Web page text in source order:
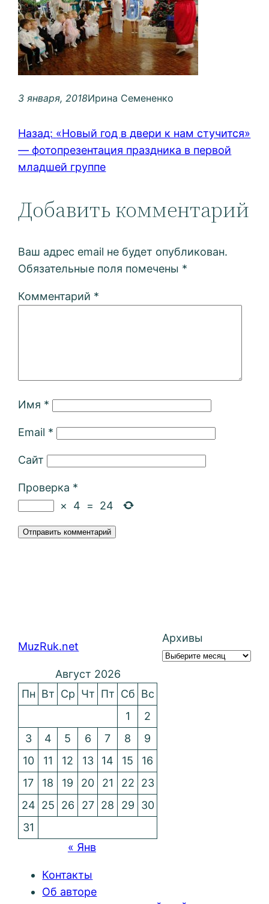
3 января, 2018Ирина Семененко
Назад: «Новый год в двери к нам стучится»
— фотопрезентация праздника в первой
младшей группе
Добавить комментарий
Ваш адрес email не будет опубликован.
Обязательные поля помечены *
Комментарий *
Имя *
Email *
Сайт
Проверка *
×
4 = 24
MuzRuk.net
Архивы
Август 2026
Пн Вт Ср Чт Пт Сб Вс
1
2
3
4 5 6 7 8
9
10
11 12 13 14 15
16
17
18 19 20 21 22
23
24 25 26 27 28 29
30
31
« Янв
Контакты
Об авторе